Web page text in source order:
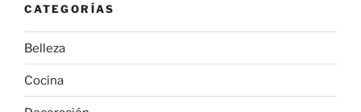
CATEGORÍAS
Belleza
Cocina